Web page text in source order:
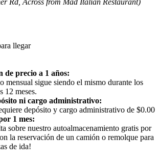
Rd, Across from Mad Italian Restaurant)
llegar
de precio a 1 años:
mensual sigue siendo el mismo durante los
12 meses.
ni cargo administrativo:
depósito y cargo administrativo de $0.00
1 mes:
sobre nuestro autoalmacenamiento gratis por
la reservación de un camión o remolque para
de ida!